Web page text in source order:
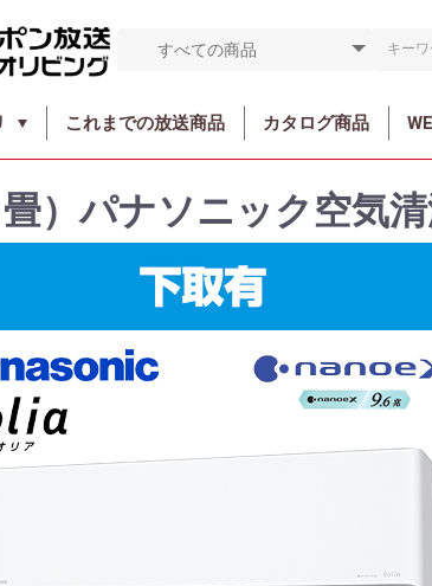
これまでの放送商品 カタログ商品
畳）パナソニック空気